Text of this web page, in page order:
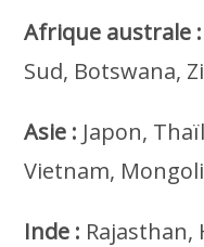
Afrique australe :
Sud, Botswana,
Asie : Japon,
Vietnam,
Inde : Rajasthan,